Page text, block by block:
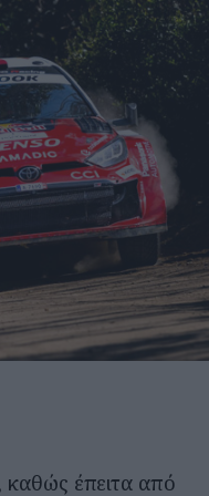
καθώς έπειτα από